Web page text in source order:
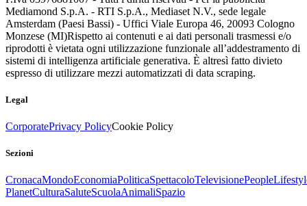
Mediamond S.p.A. - RTI S.p.A., Mediaset N.V., sede legale
Amsterdam (Paesi Bassi) - Uffici Viale Europa 46, 20093 Cologno
Monzese (MI)Rispetto ai contenuti e ai dati personali trasmessi e/o
riprodotti è vietata ogni utilizzazione funzionale all’addestramento di
sistemi di intelligenza artificiale generativa. È altresì fatto divieto
espresso di utilizzare mezzi automatizzati di data scraping.
Legal
CorporatePrivacy PolicyCookie Policy
Sezioni
CronacaMondoEconomiaPoliticaSpettacoloTelevisionePeople
PlanetCulturaSaluteScuolaAnimaliSpazio